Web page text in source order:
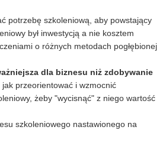
potrzebę szkoleniową, aby powstający
był inwestycją a nie kosztem
o różnych metodach pogłębionej
dla biznesu niż zdobywanie
jak przeorientować i wzmocnić
żeby "wycisnąć" z niego wartość
szkoleniowego nastawionego na